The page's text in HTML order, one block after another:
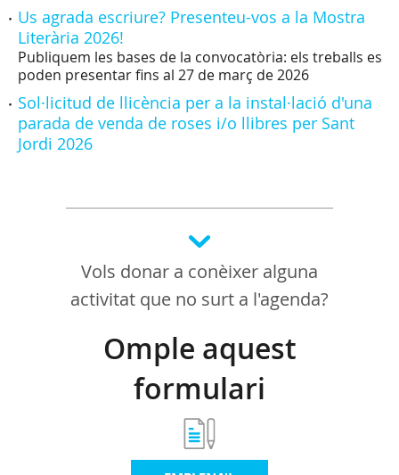
Us agrada escriure? Presenteu-vos a la Mostra
Literària 2026!
Publiquem les bases de la convocatòria: els treballs es
poden presentar fins al 27 de març de 2026
Sol·licitud de llicència per a la instal·lació d'una
parada de venda de roses i/o llibres per Sant
Jordi 2026
Vols donar a conèixer alguna
activitat que no surt a l'agenda?
Omple aquest
formulari